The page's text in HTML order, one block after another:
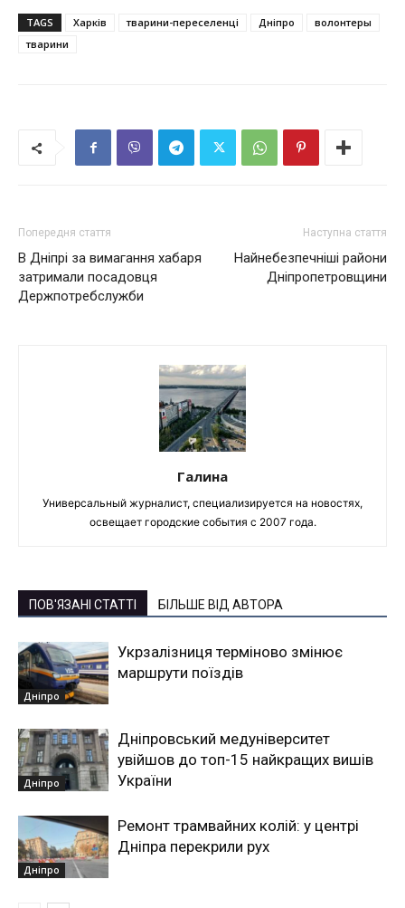
TAGS Харків тварини-переселенці Дніпро
волонтеры
тварини
Попередня стаття
В Дніпрі за вимагання хабаря
затримали посадовця
Держпотребслужби
Наступна стаття
Найнебезпечніші райони
Дніпропетровщини
Галина
Универсальный журналист, специализируется на новостях,
освещает городские события с 2007 года.
ПОВ'ЯЗАНІ СТАТТІ БІЛЬШЕ ВІД АВТОРА
Дніпро
Укрзалізниця терміново змінює
маршрути поїздів
Дніпро
Дніпровський медуніверситет
увійшов до топ-15 найкращих вишів
України
Дніпро
Ремонт трамвайних колій: у центрі
Дніпра перекрили рух